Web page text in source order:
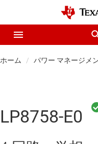
ホーム パワー マネージメ
LP8758-E0